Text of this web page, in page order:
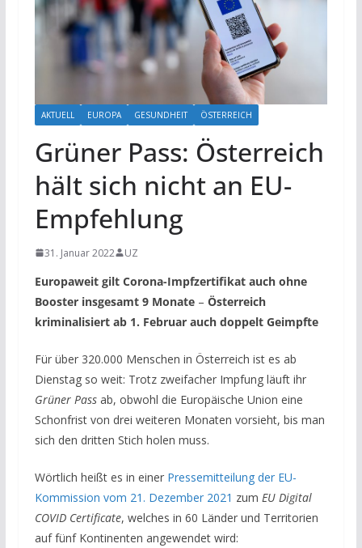
AKTUELL EUROPA GESUNDHEIT ÖSTERREICH
Grüner Pass: Österreich
hält sich nicht an EU-
Empfehlung
31. Januar 2022 UZ
Europaweit gilt Corona-Impfzertifikat auch ohne
Booster insgesamt 9 Monate – Österreich
kriminalisiert ab 1. Februar auch doppelt Geimpfte
Für über 320.000 Menschen in Österreich ist es ab
Dienstag so weit: Trotz zweifacher Impfung läuft ihr
Grüner Passab, obwohl die Europäische Union eine
Schonfrist von drei weiteren Monaten vorsieht, bis man
sich den dritten Stich holen muss.
Wörtlich heißt es in einer Pressemitteilung der EU-
Kommission vom 21. Dezember 2021 zum EU Digital
COVID Certificate, welches in 60 Länder und Territorien
auf fünf Kontinenten angewendet wird: